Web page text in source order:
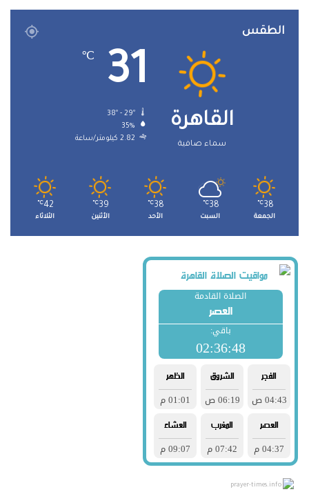
الطقس
القاهرة
سماء صافية
31
℃
35%
2.82 كيلومتر/ساعة
38
℃
الجمعة
38
℃
السبت
38
℃
الأحد
39
℃
الأثنين
42
℃
الثلاثاء
prayer-times.info